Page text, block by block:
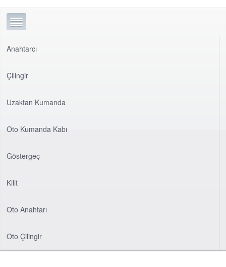
Anahtarcı
Çilingir
Uzaktan Kumanda
Oto Kumanda Kabı
Göstergeç
Kilit
Oto Anahtarı
Oto Çilingir